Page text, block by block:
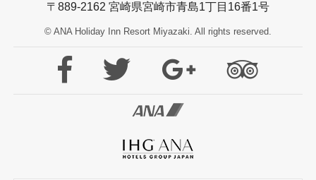
〒889-2162 宮崎県宮崎市青島1丁目16番1号
© ANA Holiday Inn Resort Miyazaki. All rights reserved.